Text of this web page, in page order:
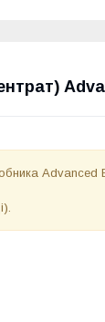
Advanced